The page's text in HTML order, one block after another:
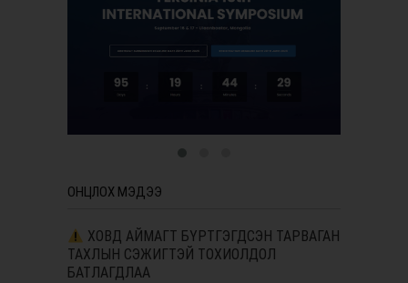
ОНЦЛОХ МЭДЭЭ
ХОВД АЙМАГТ БҮРТГЭГДСЭН ТАРВАГАН
ТАХЛЫН СЭЖИГТЭЙ ТОХИОЛДОЛ
БАТЛАГДЛАА